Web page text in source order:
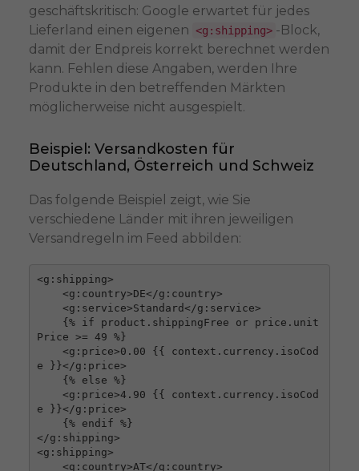
geschäftskritisch: Google erwartet für jedes
Lieferland einen eigenen <g:shipping> -Block,
damit der Endpreis korrekt berechnet werden
kann. Fehlen diese Angaben, werden Ihre
Produkte in den betreffenden Märkten
möglicherweise nicht ausgespielt.
Beispiel: Versandkosten für
Deutschland, Österreich und Schweiz
Das folgende Beispiel zeigt, wie Sie
verschiedene Länder mit ihren jeweiligen
Versandregeln im Feed abbilden:
<g:shipping>
Price >= 49 %}
e }}</g:price>
e }}</g:price>
</g:shipping>
<g:shipping>